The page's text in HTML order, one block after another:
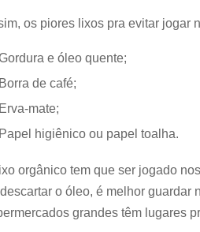
os piores lixos pra evitar jogar
e óleo quente;
Borra de café;
Erva-mate;
Papel higiênico ou papel toalha.
orgânico tem que ser jogado
o óleo, é melhor guardar
grandes têm lugares